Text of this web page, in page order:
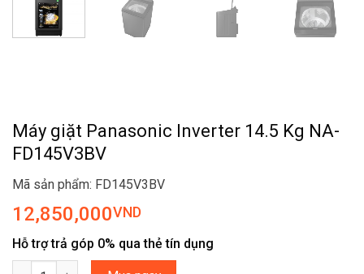
Máy giặt Panasonic Inverter 14.5 Kg NA-
FD145V3BV
Mã sản phẩm: FD145V3BV
12,850,000VND
Hỗ trợ trả góp 0% qua thẻ tín dụng
Máy giặt Panasonic Inverter 14.5 Kg NA-FD145V3BV số lượng